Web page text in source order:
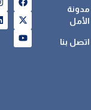
مدونة
الأمل
اتصل بنا